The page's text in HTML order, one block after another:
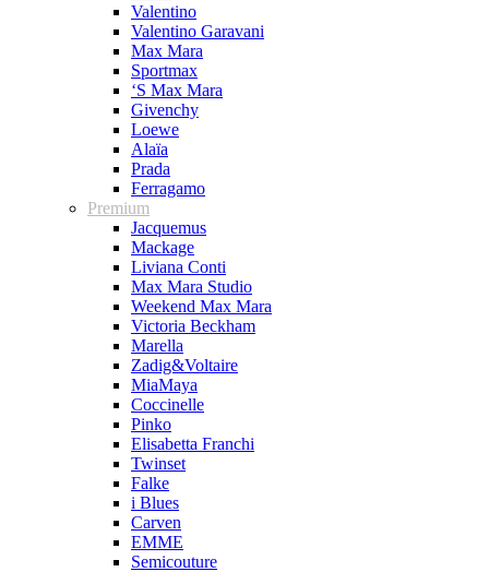
Valentino
Valentino Garavani
Max Mara
Sportmax
‘S Max Mara
Givenchy
Loewe
Alaïa
Prada
Ferragamo
Premium
Jacquemus
Mackage
Liviana Conti
Max Mara Studio
Weekend Max Mara
Victoria Beckham
Marella
Zadig&Voltaire
MiaMaya
Coccinelle
Pinko
Elisabetta Franchi
Twinset
Falke
i Blues
Carven
EMME
Semicouture